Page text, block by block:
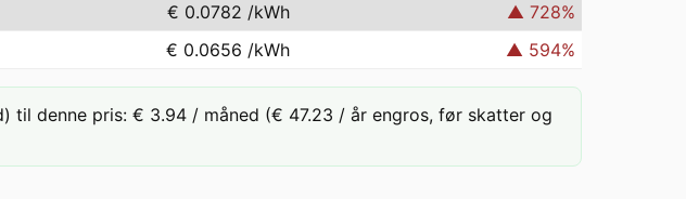
€ 0.0782 /kWh ▲ 728%
€ 0.0656 /kWh ▲ 594%
til denne pris: € 3.94 / måned (€ 47.23 / år engros, før skatter og